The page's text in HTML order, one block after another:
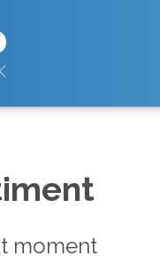
moment